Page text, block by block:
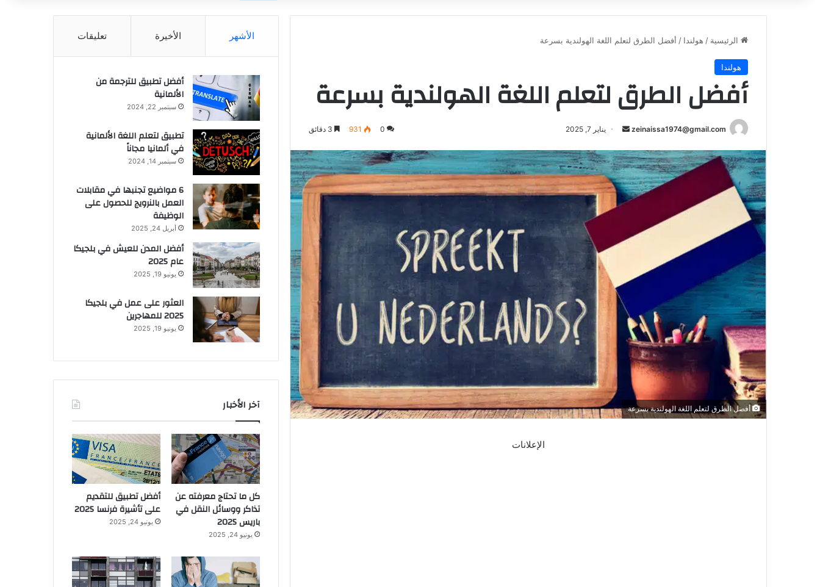
الرئيسية / هولندا / أفضل الطرق لتعلم اللغة الهولندية بسرعة
هولندا
أفضل الطرق لتعلم اللغة الهولندية بسرعة
zeinaissa1974@gmail.com
أرسل
إلكترونيا
يناير 7, 2025 0
931
أفضل الطرق لتعلم اللغة الهولندية بسرعة
الإعلانات
الأشهر الأخيرة تعليقات
أفضل تطبيق للترجمة من
الألمانية
سبتمبر 22, 2024
تطبيق لتعلم اللغة الألمانية
في ألمانيا مجاناً
سبتمبر 14, 2024
6 مواضيع تجنبها في مقابلات
العمل بالنرويج للحصول على
الوظيفة
أبريل 24, 2025
أفضل المدن للعيش في بلجيكا
عام 2025
يونيو 19, 2025
العثور على عمل في بلجيكا
2025 للمهاجرين
يونيو 19, 2025
آخر الأخبار
كل ما تحتاج معرفته عن
تذاكر ووسائل النقل في
باريس 2025
يونيو 24, 2025
أفضل تطبيق للتقديم
على تأشيرة فرنسا 2025
يونيو 24, 2025